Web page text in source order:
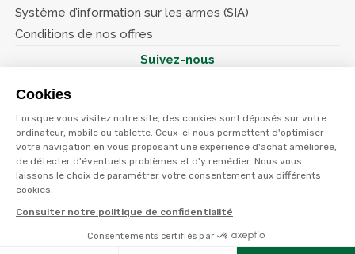
Cookies
Lorsque vous visitez notre site, des cookies sont déposés sur votre
ordinateur, mobile ou tablette. Ceux-ci nous permettent d'optimiser
votre navigation en vous proposant une expérience d'achat améliorée,
de détecter d'éventuels problèmes et d'y remédier. Nous vous
laissons le choix de paramétrer votre consentement aux différents
cookies.
Consulter notre politique de confidentialité
Consentements certifiés par
Filtres
Système d’information sur les armes (SIA)
Conditions de nos offres
Suivez-nous
© Terres et eaux 2026
Politique de confidentialité
Mentions légales
CGV